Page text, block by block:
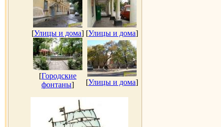
[Улицы и дома] [Улицы и дома]
[Городские
фонтаны] [Улицы и дома]